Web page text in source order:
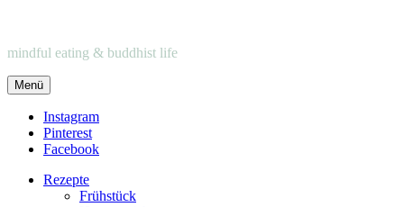
mindful eating & buddhist life
Menü
Instagram
Pinterest
Facebook
Rezepte
Frühstück